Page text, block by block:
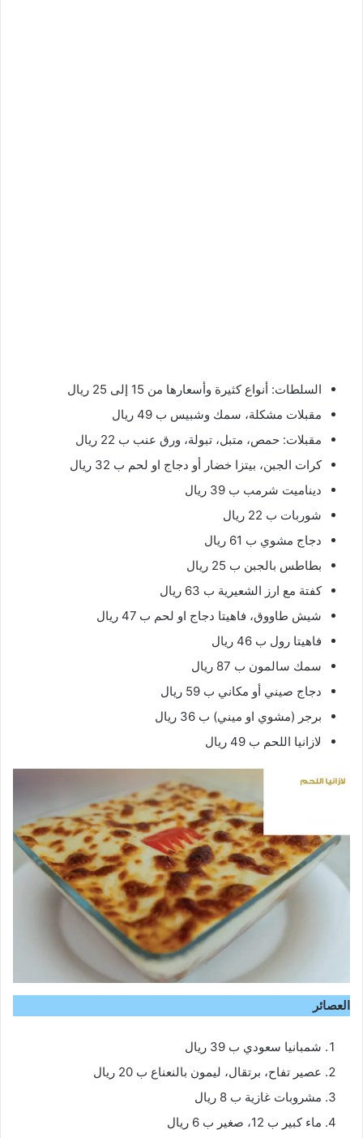
السلطات: أنواع كثيرة وأسعارها من 15 إلى 25 ريال
مقبلات مشكلة، سمك وشبيس ب 49 ريال
مقبلات: حمص، متبل، تبولة، ورق عنب ب 22 ريال
كرات الجبن، بيتزا خضار أو دجاج او لحم ب 32 ريال
ديناميت شرمب ب 39 ريال
شوربات ب 22 ريال
دجاج مشوي ب 61 ريال
بطاطس بالجبن ب 25 ريال
كفتة مع ارز الشعيرية ب 63 ريال
شيش طاووق، فاهيتا دجاج او لحم ب 47 ريال
فاهيتا رول ب 46 ريال
سمك سالمون ب 87 ريال
دجاج صيني أو مكاني ب 59 ريال
برجر (مشوي او ميني) ب 36 ريال
لازانيا اللحم ب 49 ريال
العصائر
شمبانيا سعودي ب 39 ريال
عصير تفاح، برتقال، ليمون بالنعناع ب 20 ريال
مشروبات غازية ب 8 ريال
ماء كبير ب 12، صغير ب 6 ريال